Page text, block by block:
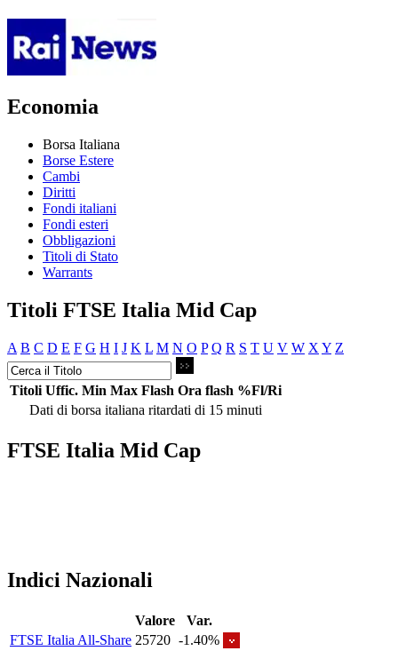
Economia
Borsa Italiana
Borse Estere
Cambi
Diritti
Fondi italiani
Fondi esteri
Obbligazioni
Titoli di Stato
Warrants
Titoli FTSE Italia Mid Cap
A B C D E F G H I J K L M N O P Q R S T U V W X Y Z
Titoli Uffic. Min Max Flash Ora flash %Fl/Ri
Dati di borsa italiana ritardati di 15 minuti
FTSE Italia Mid Cap
Indici Nazionali
Valore
Var.
FTSE Italia All-Share 25720 -1.40%